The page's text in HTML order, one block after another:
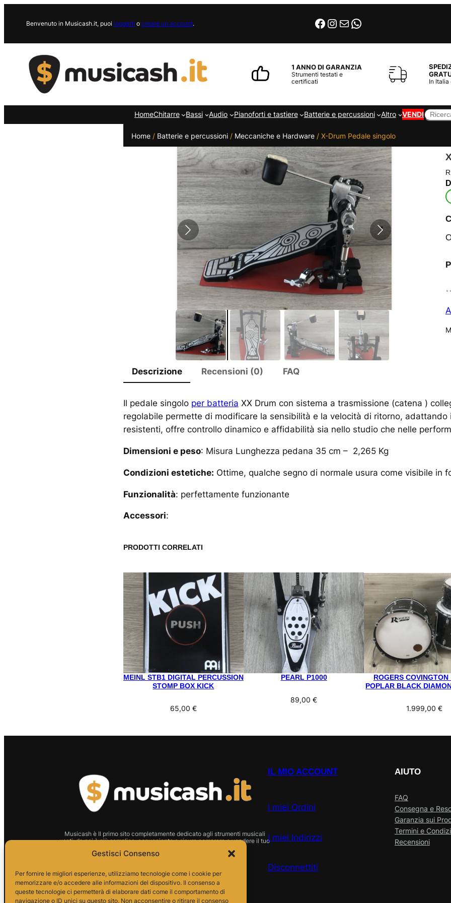
Gestisci Consenso
Per fornire le migliori esperienze, utilizziamo tecnologie come i cookie per
memorizzare e/o accedere alle informazioni del dispositivo. Il consenso a
queste tecnologie ci permetterà di elaborare dati come il comportamento di
navigazione o ID unici su questo sito. Non acconsentire o ritirare il consenso
Benvenuto in Musicash.it, puoi loggarti o creare un account. Facebook
Instagram
EmailWhatsApp
1 ANNO DI GARANZIA
Strumenti testati e
certificati
In
HomeChitarre Bassi Audio Pianoforti e tastiere Batterie e percussioni Altro VENDICerca
Home/ Batterie e percussioni/ Meccaniche e Hardware/ X-Drum Pedale singolo
Descrizione Recensioni (0) FAQ
Il pedale singolo per batteria XX Drum con sistema a trasmissione (catena )
regolabile permette di modificare la sensibilità e la velocità di ritorno,
resistenti, offre controllo dinamico e affidabilità sia nello studio che nelle
Dimensioni e peso: Misura Lunghezza pedana 35 cm – 2,265 Kg
Condizioni estetiche: Ottime, qualche segno di normale usura come visibile in
Funzionalità: perfettamente funzionante
Accessori:
PRODOTTI CORRELATI
MEINL STB1 DIGITAL PERCUSSION
STOMP BOX KICK
65,00 €
PEARL P1000
89,00€
ROGERS COVINGTON
POPLAR BLACK
1.999,00 €
Musicash è Il primo sito completamente dedicato agli strumenti musicali
usati: da noi è più semplice, conveniente e sicuro comprare o vendere il tuo
P.I.01666210628 Indirizzo:
Via Alessandro da Telese, 7
82037 Telese Terme
IL MIO ACCOUNT
I miei Ordini
I miei Indirizzi
Disconnettiti
AIUTO
FAQ
Consegna e
Garanzia sui
Termini e
Recensioni